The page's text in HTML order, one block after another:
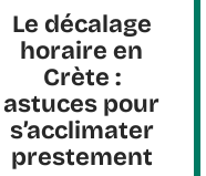
Le décalage
horaire en
Crète :
astuces pour
s’acclimater
prestement